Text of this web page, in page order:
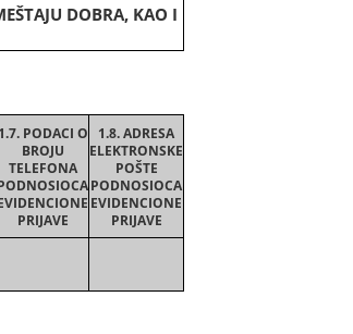
DOBRA, KAO I
1.7. PODACI O
BROJU
TELEFONA
PRIJAVE
1.8. ADRESA
ELEKTRONSKE
POŠTE
PODNOSIOCA
EVIDENCIONE
PRIJAVE